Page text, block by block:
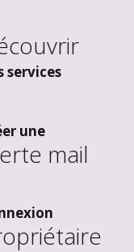
services
une
mail